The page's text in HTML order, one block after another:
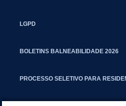
LGPD
BOLETINS BALNEABILIDADE 2026
PROCESSO SELETIVO PARA